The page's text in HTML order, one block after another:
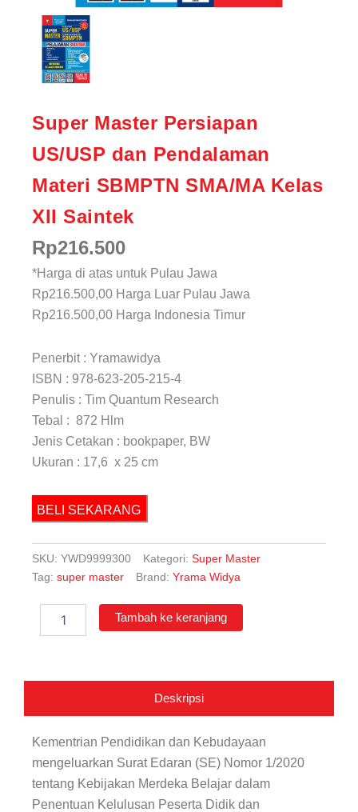
Super Master Persiapan
US/USP dan Pendalaman
Materi SBMPTN SMA/MA Kelas
XII Saintek
Rp216.500
*Harga di atas untuk Pulau Jawa
Rp216.500,00 Harga Luar Pulau Jawa
Rp216.500,00 Harga Indonesia Timur
Penerbit : Yramawidya
ISBN : 978-623-205-215-4
Penulis : Tim Quantum Research
Tebal : 872 Hlm
Jenis Cetakan : bookpaper, BW
Ukuran : 17,6 x 25 cm
BELI SEKARANG
SKU: YWD9999300 Kategori: Super Master
Tag: super master Brand: Yrama Widya
Super
SBMPTN
SMA/MA
Kelas
XII
Saintek
Tambah ke keranjang
Deskripsi
Kementrian Pendidikan dan Kebudayaan
mengeluarkan Surat Edaran (SE) Nomor 1/2020
tentang Kebijakan Merdeka Belajar dalam
Penentuan Kelulusan Peserta Didik dan